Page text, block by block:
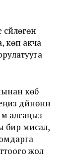
көп акча
көбү
дүйнөнүн
алсаңыз
бир мисал,
жол